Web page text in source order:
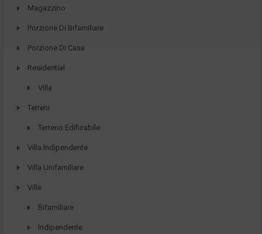
Magazzino
Porzione Di Bifamiliare
Porzione Di Casa
Residential
Villa
Terreni
Terreno Edificabile
Villa Indipendente
Villa Unifamiliare
Ville
Bifamiliare
Indipendente